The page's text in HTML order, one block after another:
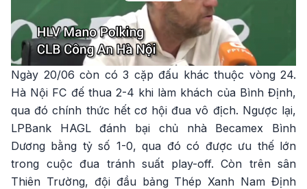
Video
Ngày 20/06 còn có 3 cặp đấu khác thuộc vòng 24.
Hà Nội FC đế thua 2-4 khi làm khách của Bình Định,
qua đó chính thức hết cơ hội đua vô địch. Ngược lại,
LPBank HAGL đánh bại chủ nhà Becamex Bình
Dương bằng tỷ số 1-0, qua đó có được ưu thế lớn
trong cuộc đua tránh suất play-off. Còn trên sân
Thiên Trường, đội đầu bảng Thép Xanh Nam Định